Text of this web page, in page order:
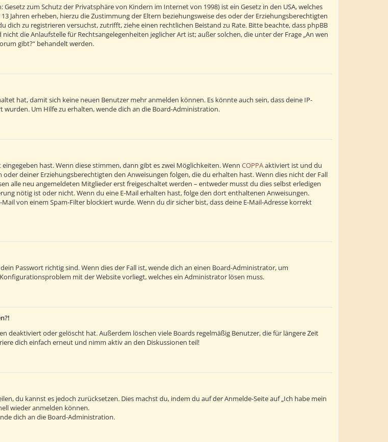
zum Schutz der Privatsphäre von Kindern im Internet von 1998) ist ein Gesetz in den USA, welches
Jahren erheben, hierzu die Zustimmung der Eltern beziehungsweise des oder der Erziehungsberechtigten
zu registrieren versuchst, zutrifft, ziehe einen rechtlichen Beistand zu Rate. Bitte beachte, dass phpBB
die Anlaufstelle für Rechtsangelegenheiten jeglicher Art ist; außer solchen, die unter der Frage „An wen
gibt?“ behandelt werden.
hat, damit sich keine neuen Benutzer mehr anmelden können. Es könnte auch sein, dass deine IP-
Um Hilfe zu erhalten, wende dich an die Board-Administration.
hast. Wenn diese stimmen, dann gibt es zwei Möglichkeiten. Wenn COPPAaktiviert ist und du
deiner Erziehungsberechtigten den Anweisungen folgen, die du erhalten hast. Wenn dies nicht der Fall
alle neu angemeldeten Mitglieder erst freigeschaltet werden – entweder musst du dies selbst erledigen
nötig ist oder nicht. Wenn du eine E-Mail erhalten hast, folge den dort enthaltenen Anweisungen.
von einem Spam-Filter blockiert wurde. Wenn du dir sicher bist, dass deine E-Mail-Adresse korrekt
Passwort richtig sind. Wenn dies der Fall ist, wende dich an einen Board-Administrator, um
mit der Website vorliegt, welches ein Administrator lösen muss.
deaktiviert oder gelöscht hat. Außerdem löschen viele Boards regelmäßig Benutzer, die für längere Zeit
dich einfach erneut und nimm aktiv an den Diskussionen teil!
du kannst es jedoch zurücksetzen. Dies machst du, indem du auf der Anmelde-Seite auf „Ich habe mein
wieder anmelden können.
dich an die Board-Administration.